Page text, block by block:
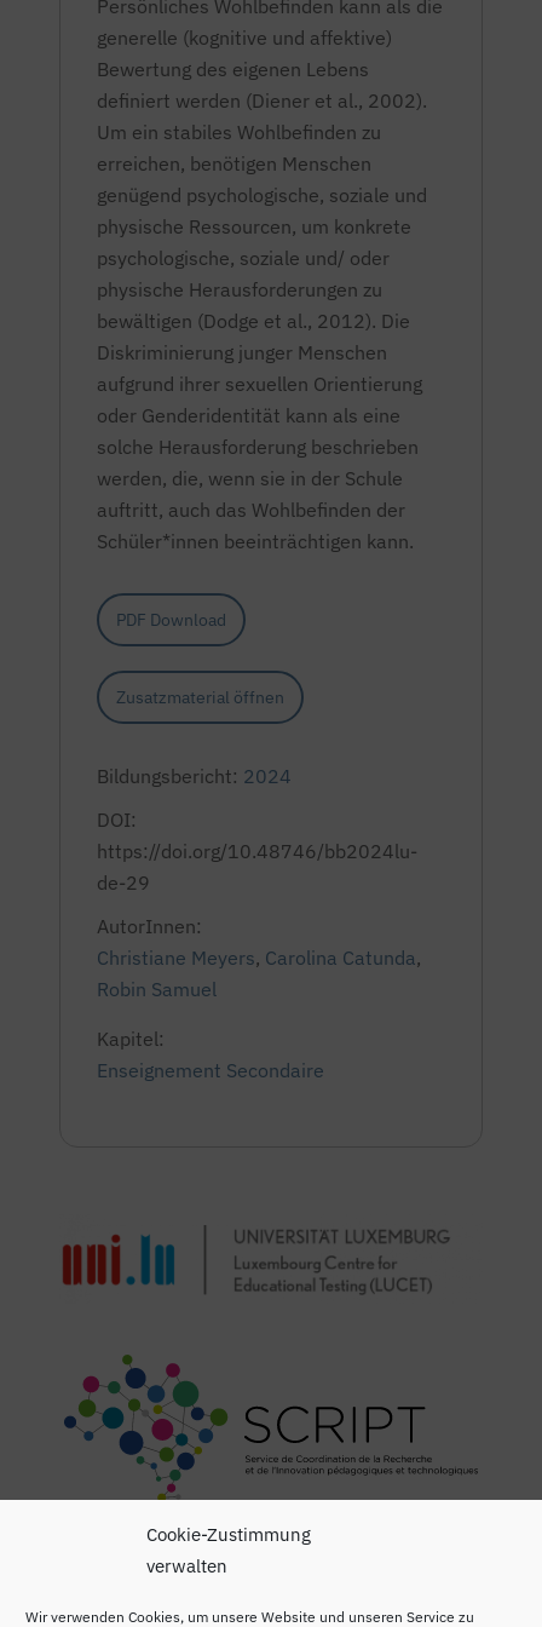
Cookie-Zustimmung
verwalten
Wir verwenden Cookies, um unsere Website und unseren Service zu
Persönliches Wohlbefinden kann als die
generelle (kognitive und affektive)
Bewertung des eigenen Lebens
definiert werden (Diener et al., 2002).
Um ein stabiles Wohlbefinden zu
erreichen, benötigen Menschen
genügend psychologische, soziale und
physische Ressourcen, um konkrete
psychologische, soziale und/ oder
physische Herausforderungen zu
bewältigen (Dodge et al., 2012). Die
Diskriminierung junger Menschen
aufgrund ihrer sexuellen Orientierung
oder Genderidentität kann als eine
solche Herausforderung beschrieben
werden, die, wenn sie in der Schule
auftritt, auch das Wohlbefinden der
Schüler*innen beeinträchtigen kann.
PDF Download
Zusatzmaterial öffnen
Bildungsbericht: 2024
DOI:
https://doi.org/10.48746/bb2024lu-
de-29
AutorInnen:
Christiane Meyers, Carolina Catunda,
Robin Samuel
Kapitel:
Enseignement Secondaire